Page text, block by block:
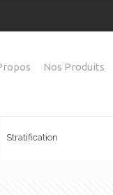
Stratification
Nos Produits